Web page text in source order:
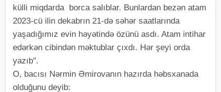
külli miqdarda borca salıblar. Bunlardan bezən atam
2023-cü ilin dekabrın 21-də səhər saatlarında
yaşadığımız evin həyətində özünü asdı. Atam intihar
edərkən cibindən məktublar çıxdı. Hər şeyi orda
yazıb".
O, bacısı Nərmin Əmirovanın hazırda həbsxanada
olduğunu deyib: